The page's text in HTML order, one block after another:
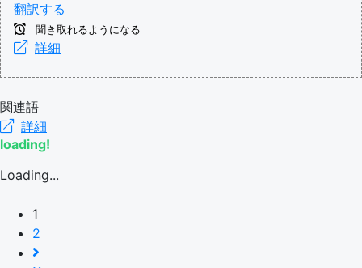
翻訳する
聞き取れるようになる
詳細
関連語
詳細
loading!
Loading...
1
2